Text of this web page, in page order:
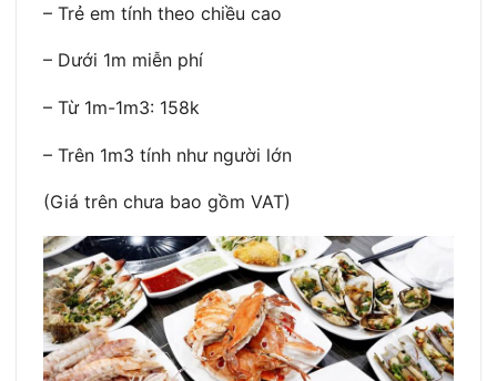
– Trẻ em tính theo chiều cao
– Dưới 1m miễn phí
– Từ 1m-1m3: 158k
– Trên 1m3 tính như người lớn
(Giá trên chưa bao gồm VAT)